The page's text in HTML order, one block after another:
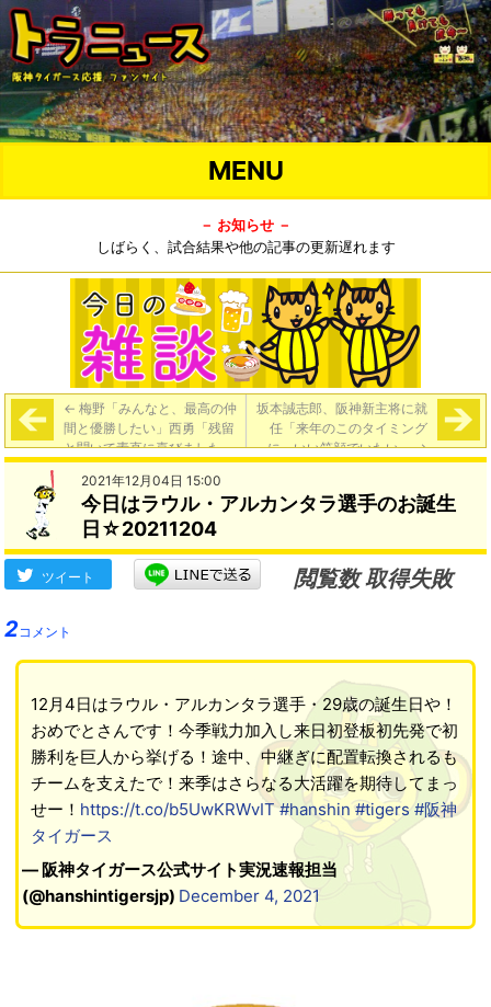
MENU
－ お知らせ －
しばらく、試合結果や他の記事の更新遅れます
← 梅野「みんなと、最高の仲
間と優勝したい」西勇「残留
と聞いて素直に喜びました」
大山「すごくうれしい」
坂本誠志郎、阪神新主将に就
任「来年のこのタイミング
に、いい笑顔でいたい」→
2021年12月04日 15:00
今日はラウル・アルカンタラ選手のお誕生
日☆20211204
ツイート
閲覧数 取得失敗
2コメント
12月4日はラウル・アルカンタラ選手・29歳の誕生日や！
おめでとさんです！今季戦力加入し来日初登板初先発で初
勝利を巨人から挙げる！途中、中継ぎに配置転換されるも
チームを支えたで！来季はさらなる大活躍を期待してまっ
せー！ https://t.co/b5UwKRWvIT #hanshin #tigers #阪神
タイガース
— 阪神タイガース公式サイト実況速報担当
(@hanshintigersjp) December 4, 2021